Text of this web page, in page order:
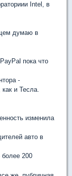
Intel, в
думаю в
пока что
-
и Тесла.
изменила
авто в
200